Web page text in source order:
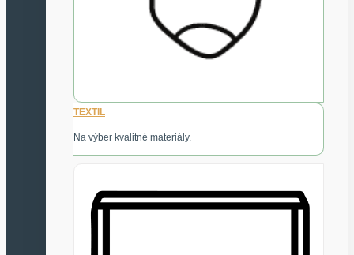
TEXTIL
Na výber kvalitné materiály.